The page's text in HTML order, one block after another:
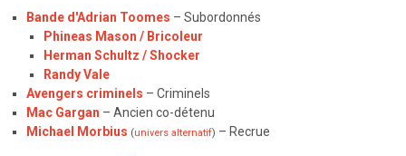
Bande d'Adrian Toomes – Subordonnés
Phineas Mason / Bricoleur
Herman Schultz / Shocker
Randy Vale
Avengers criminels – Criminels
Mac Gargan – Ancien co-détenu
Michael Morbius (univers alternatif) – Recrue